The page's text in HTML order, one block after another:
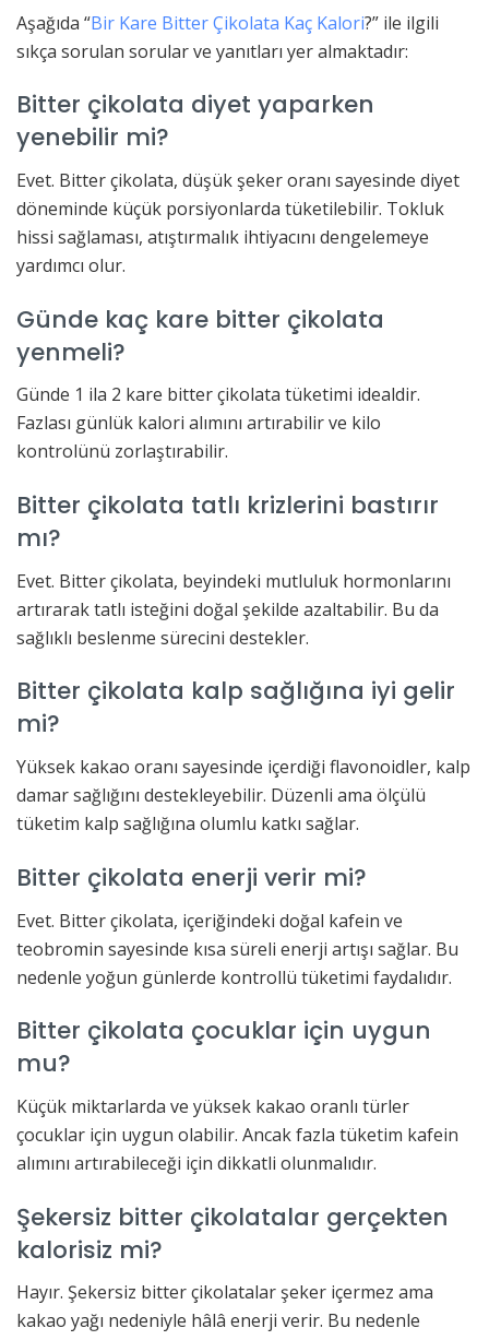
Aşağıda “Bir Kare Bitter Çikolata Kaç Kalori?” ile ilgili
sıkça sorulan sorular ve yanıtları yer almaktadır:
Bitter çikolata diyet yaparken
yenebilir mi?
Evet. Bitter çikolata, düşük şeker oranı sayesinde diyet
döneminde küçük porsiyonlarda tüketilebilir. Tokluk
hissi sağlaması, atıştırmalık ihtiyacını dengelemeye
yardımcı olur.
Günde kaç kare bitter çikolata
yenmeli?
Günde 1 ila 2 kare bitter çikolata tüketimi idealdir.
Fazlası günlük kalori alımını artırabilir ve kilo
kontrolünü zorlaştırabilir.
Bitter çikolata tatlı krizlerini bastırır
mı?
Evet. Bitter çikolata, beyindeki mutluluk hormonlarını
artırarak tatlı isteğini doğal şekilde azaltabilir. Bu da
sağlıklı beslenme sürecini destekler.
Bitter çikolata kalp sağlığına iyi gelir
mi?
Yüksek kakao oranı sayesinde içerdiği flavonoidler, kalp
damar sağlığını destekleyebilir. Düzenli ama ölçülü
tüketim kalp sağlığına olumlu katkı sağlar.
Bitter çikolata enerji verir mi?
Evet. Bitter çikolata, içeriğindeki doğal kafein ve
teobromin sayesinde kısa süreli enerji artışı sağlar. Bu
nedenle yoğun günlerde kontrollü tüketimi faydalıdır.
Bitter çikolata çocuklar için uygun
mu?
Küçük miktarlarda ve yüksek kakao oranlı türler
çocuklar için uygun olabilir. Ancak fazla tüketim kafein
alımını artırabileceği için dikkatli olunmalıdır.
Şekersiz bitter çikolatalar gerçekten
kalorisiz mi?
Hayır. Şekersiz bitter çikolatalar şeker içermez ama
kakao yağı nedeniyle hâlâ enerji verir. Bu nedenle